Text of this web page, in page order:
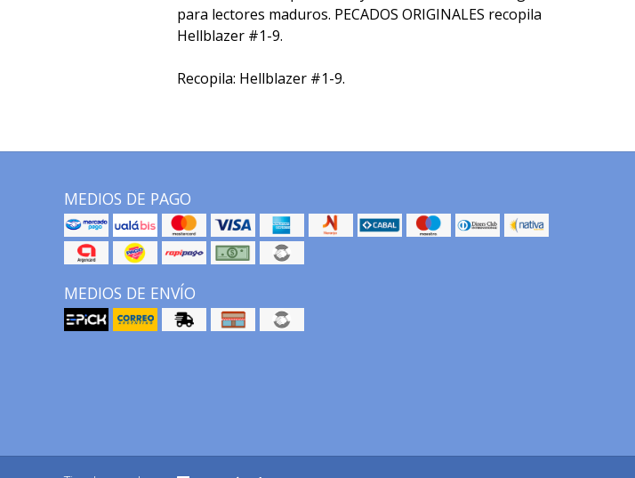
para lectores maduros. PECADOS ORIGINALES recopila
Hellblazer #1-9.
Recopila: Hellblazer #1-9.
MEDIOS DE PAGO
MEDIOS DE ENVÍO